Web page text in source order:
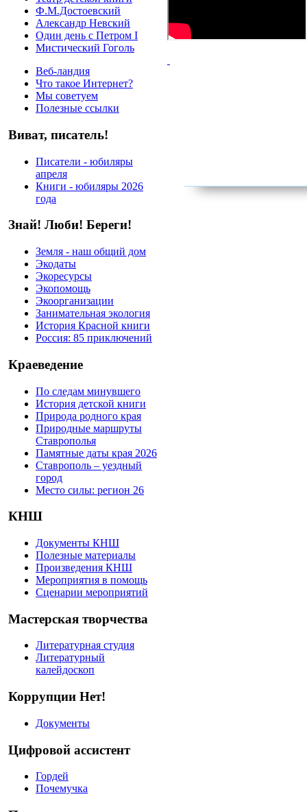
Ф.М.Достоевский
Александр Невский
Один день с Петром I
Мистический Гоголь
Веб-ландия
Что такое Интернет?
Мы советуем
Полезные ссылки
Виват, писатель!
Писатели - юбиляры
апреля
Книги - юбиляры 2026
года
Знай! Люби! Береги!
Земля - наш общий дом
Экодаты
Экоресурсы
Экопомощь
Экоорганизации
Занимательная экология
История Красной книги
Россия: 85 приключений
Краеведение
По следам минувшего
История детской книги
Природа родного края
Природные маршруты
Ставрополья
Памятные даты края 2026
Ставрополь – уездный
город
Место силы: регион 26
КНШ
Документы КНШ
Полезные материалы
Произведения КНШ
Мероприятия в помощь
Сценарии мероприятий
Мастерская творчества
Литературная студия
Литературный
калейдоскоп
Коррупции Нет!
Документы
Цифровой ассистент
Гордей
Почемучка